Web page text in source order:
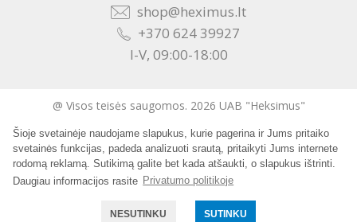
Šioje svetainėje naudojame slapukus, kurie pagerina ir Jums pritaiko
svetainės funkcijas, padeda analizuoti srautą, pritaikyti Jums internete
rodomą reklamą. Sutikimą galite bet kada atšaukti, o slapukus ištrinti.
Daugiau informacijos rasite Privatumo politikoje
NESUTINKU SUTINKU
shop@heximus.lt
+370 624 39927
I-V, 09:00-18:00
@ Visos teisės saugomos. 2026 UAB "Heksimus"
Sukurta: